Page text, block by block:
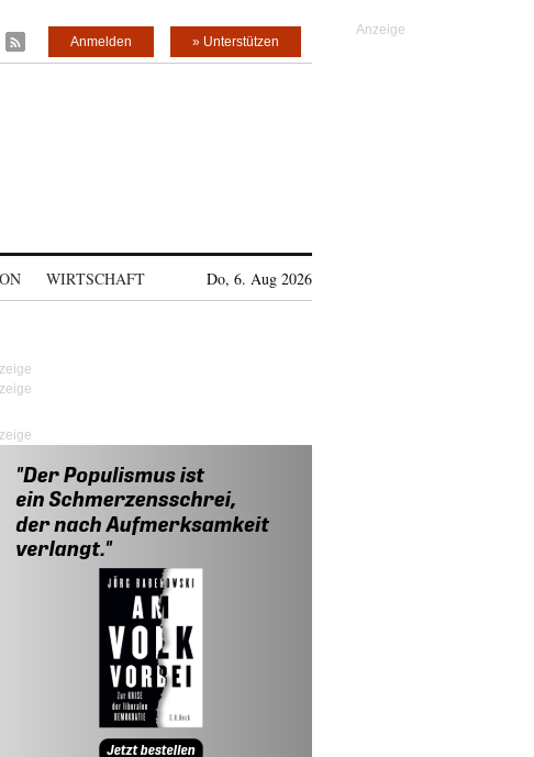
» Unterstützen
Anmelden
WIRTSCHAFT Do, 6. Aug 2026